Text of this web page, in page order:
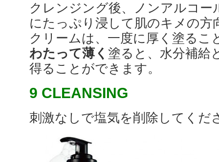
クレンジング後、ノンアルコー
にたっぷり浸して肌のキメの方
クリームは、一度に厚く塗るこ
わたって薄く 塗ると、水分補給
得ることができます。
9 CLEANSING
刺激なしで塩気を削除してくだ